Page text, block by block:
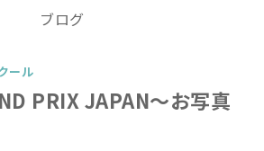
ブログ
ール
PRIX JAPAN〜お写真